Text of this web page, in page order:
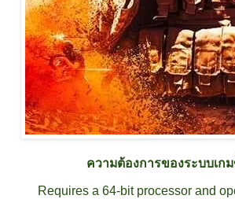
ความต้องการของระบบเก
Requires a 64-bit processor and